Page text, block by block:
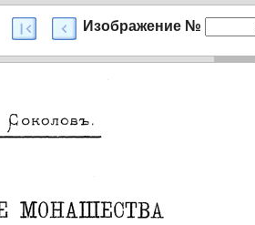
Изображение №